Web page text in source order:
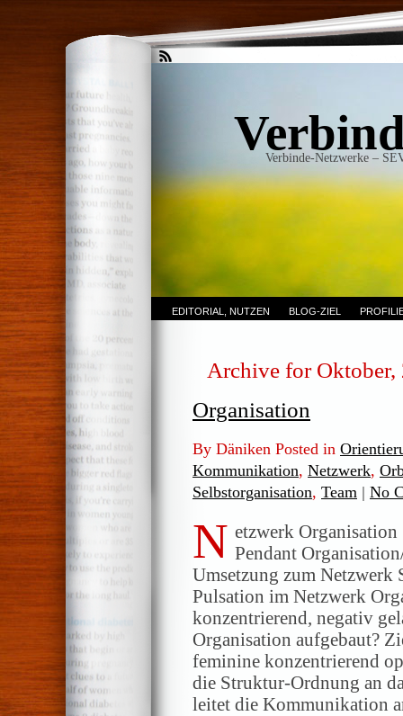
Verbinde-Netzwerke –
EDITORIAL, NUTZEN BLOG-ZIEL
Archive for Oktober,
Organisation
By Däniken Posted in
Kommunikation, Netzwerk,
Selbstorganisation, Team | No
N etzwerk Organisation
Pendant
Umsetzung zum Netzwerk
Pulsation im Netzwerk
konzentrierend, negativ
Organisation aufgebaut?
feminine konzentrierend
die Struktur-Ordnung an
leitet die Kommunikation